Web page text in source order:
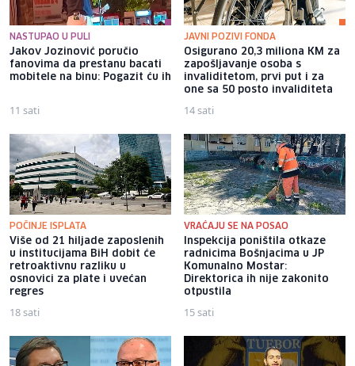
NASTUPAO U PULI
Jakov Jozinović poručio
fanovima da prestanu bacati
mobitele na binu: Pogazit ću ih
11 sati
JAVNI POZIVI FONDA
Osigurano 20,3 miliona KM za
zapošljavanje osoba s
invaliditetom, prvi put i za
one sa 50 posto invaliditeta
14 sati
POČINJE ISPLATA
Više od 21 hiljade zaposlenih
u institucijama BiH dobit će
retroaktivnu razliku u
osnovici za plate i uvećan
regres
18 sati
VRAĆAJU SE NA POSAO
Inspekcija poništila otkaze
radnicima Bošnjacima u JP
Komunalno Mostar:
Direktorica ih nije zakonito
otpustila
15 sati